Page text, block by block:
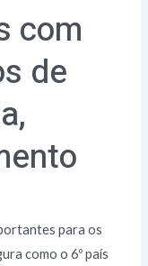
com
de
para os
como o 6º país